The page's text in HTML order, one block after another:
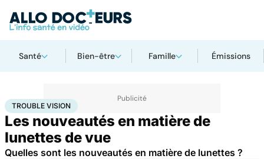
Santé Bien-être Famille Émissions
AccueilSantéTrouble vision
TROUBLE VISION
Les nouveautés en matière de
lunettes de vue
Quelles sont les nouveautés en matière de lunettes ?